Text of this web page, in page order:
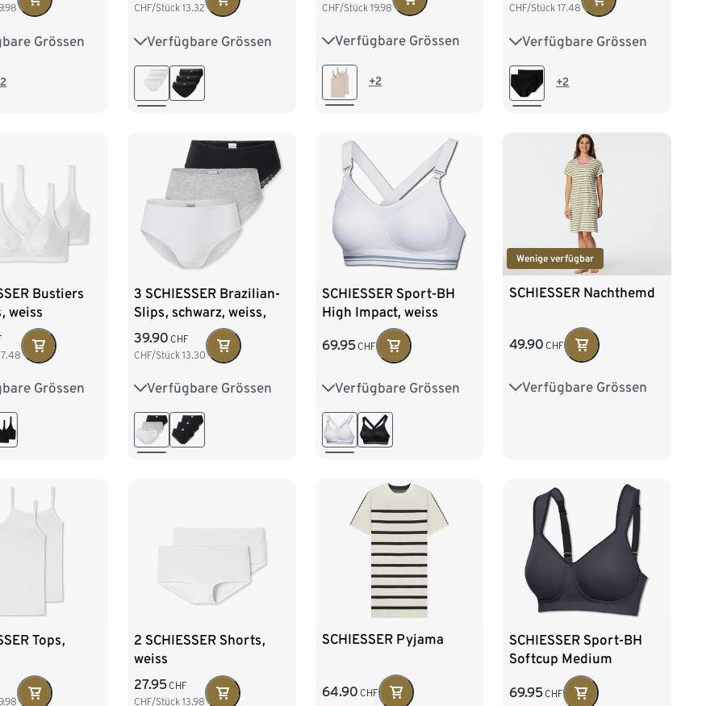
Grössen
40 42
CHF/Stück13.32
Verfügbare Grössen
36 38 40 42
44
CHF/Stück 19.98
Verfügbare Grössen
36 38 40 42
44 +2
CHF/Stück17.48
Verfügbare Grössen
36 38 40 42
+2
Bustiers
weiss
Grössen
75C
3 SCHIESSER Brazilian-
Slips, schwarz, weiss,
grau meliert
39.90 CHF
CHF/Stück13.30
Verfügbare Grössen
36 38 40 42
44
SCHIESSER Sport-BH
High Impact, weiss
69.95CHF
Verfügbare Grössen
75B 75C 80B
80C 80D
Wenige verfügbar
SCHIESSER Nachthemd
49.90 CHF
Verfügbare Grössen
36 38 40 42
Tops,
2 SCHIESSER Shorts,
weiss
27.95CHF
CHF/Stück13.98
SCHIESSER Pyjama
64.90 CHF
SCHIESSER Sport-BH
Softcup Medium
69.95CHF